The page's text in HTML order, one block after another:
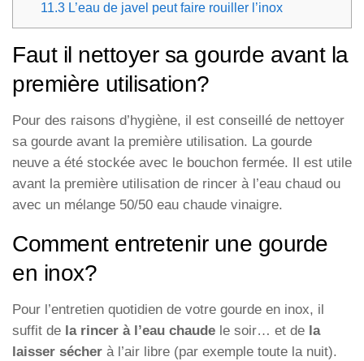
11.3L’eau de javel peut faire rouiller l’inox
Faut il nettoyer sa gourde avant la
première utilisation?
Pour des raisons d’hygiène, il est conseillé de nettoyer
sa gourde avant la première utilisation. La gourde
neuve a été stockée avec le bouchon fermée. Il est utile
avant la première utilisation de rincer à l’eau chaud ou
avec un mélange 50/50 eau chaude vinaigre.
Comment entretenir une gourde
en inox?
Pour l’entretien quotidien de votre gourde en inox, il
suffit de la rincer à l’eau chaude le soir… et de la
laisser sécher à l’air libre (par exemple toute la nuit).